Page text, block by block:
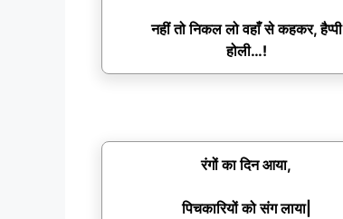
नहीं तो निकल लो वहाँ से कहकर, हैप्पी
होली…!
रंगों का दिन आया,
पिचकारियों को संग लाया|